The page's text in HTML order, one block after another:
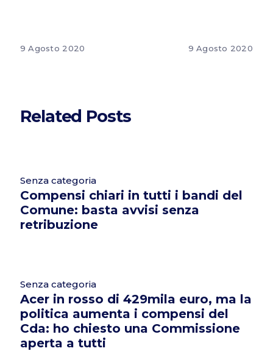
9 Agosto 2020 9 Agosto 2020
Related Posts
Senza categoria
Compensi chiari in tutti i bandi del
Comune: basta avvisi senza
retribuzione
Senza categoria
Acer in rosso di 429mila euro, ma la
politica aumenta i compensi del
Cda: ho chiesto una Commissione
aperta a tutti